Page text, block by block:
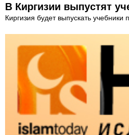
В Киргизии выпустят
Киргизия будет выпускать